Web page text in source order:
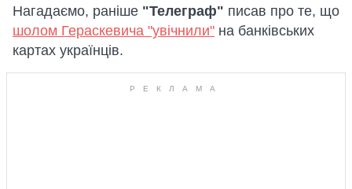
Нагадаємо, раніше "Телеграф" писав про те, що
шолом Гераскевича "увічнили" на банківських
картах українців.